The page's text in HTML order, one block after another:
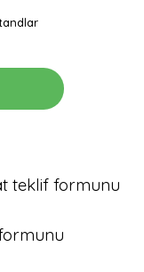
teklif formunu